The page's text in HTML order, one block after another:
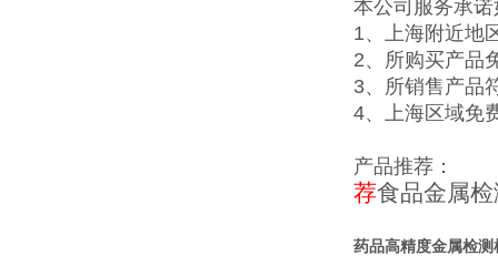
本公司服务承
1、上海附近地
2、所购买产品
3、所销售产品
4、上海区域免
产品推荐：
荐食品金属
药品高精度金属检测